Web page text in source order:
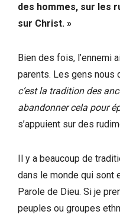
des hommes, sur les
sur Christ. »
Bien des fois, l’ennemi
parents. Les gens nous
c’est la tradition des
abandonner cela pour
s’appuient sur des
Il y a beaucoup de
dans le monde qui sont
Parole de Dieu. Si je
peuples ou groupes